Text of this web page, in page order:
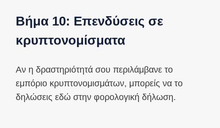
Βήμα 10: Επενδύσεις σε
κρυπτονομίσματα
Αν η δραστηριότητά σου περιλάμβανε το
εμπόριο κρυπτονομισμάτων, μπορείς να το
δηλώσεις εδώ στην φορολογική δήλωση.